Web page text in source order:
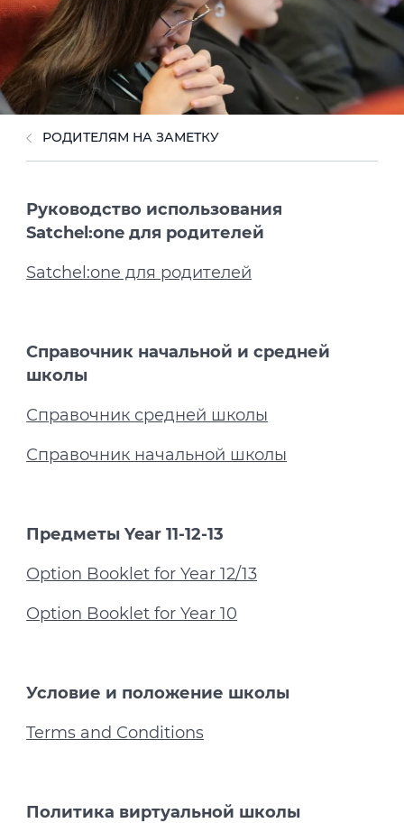
РОДИТЕЛЯМ НА ЗАМЕТКУ
Руководство использования
Satchel:one для родителей
Satchel:one для родителей
Справочник начальной и средней
школы
Справочник средней школы
Справочник начальной школы
Предметы Year 11-12-13
Option Booklet for Year 12/13
Option Booklet for Year 10
Условие и положение школы
Terms and Conditions
Политика виртуальной школы